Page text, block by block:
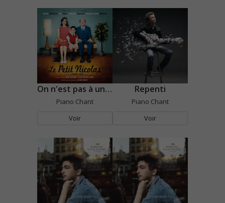
On n'est pas à une bêtise près
Piano Chant
Voir
Repenti
Piano Chant
Voir